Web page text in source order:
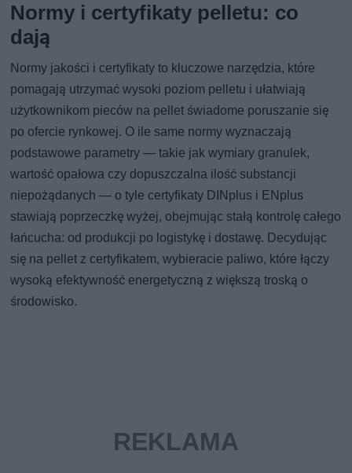
Normy i certyfikaty pelletu: co
dają
Normy jakości i certyfikaty to kluczowe narzędzia, które
pomagają utrzymać wysoki poziom pelletu i ułatwiają
użytkownikom pieców na pellet świadome poruszanie się
po ofercie rynkowej. O ile same normy wyznaczają
podstawowe parametry — takie jak wymiary granulek,
wartość opałowa czy dopuszczalna ilość substancji
niepożądanych — o tyle certyfikaty DINplus i ENplus
stawiają poprzeczkę wyżej, obejmując stałą kontrolę całego
łańcucha: od produkcji po logistykę i dostawę. Decydując
się na pellet z certyfikatem, wybieracie paliwo, które łączy
wysoką efektywność energetyczną z większą troską o
środowisko.